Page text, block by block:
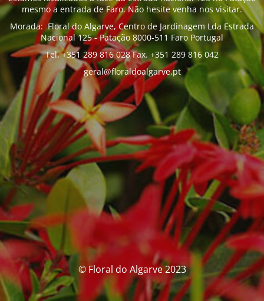
mesmo a entrada de Faro. Não hesite venha nos visitar.
Morada: Floral do Algarve, Centro de Jardinagem Lda Estrada
Nacional 125 - Patação 8000-511 Faro Portugal
Tel. +351 289 816 028 Fax. +351 289 816 042
geral@floraldoalgarve.pt
© Floral do Algarve 2023